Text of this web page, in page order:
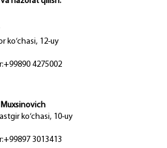
ko‘chasi, 12-uy
4275002
ko‘chasi, 10-uy
3013413